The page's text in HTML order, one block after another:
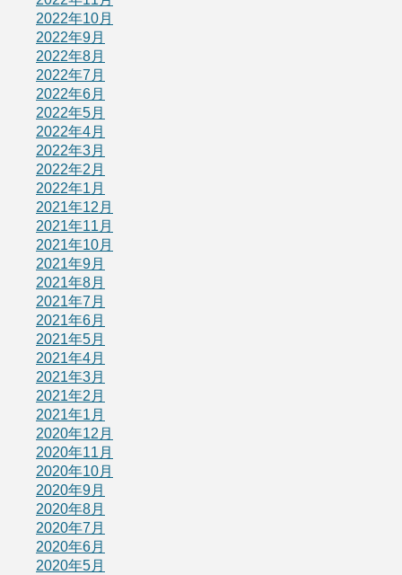
2022年10月
2022年9月
2022年8月
2022年7月
2022年6月
2022年5月
2022年4月
2022年3月
2022年2月
2022年1月
2021年12月
2021年11月
2021年10月
2021年9月
2021年8月
2021年7月
2021年6月
2021年5月
2021年4月
2021年3月
2021年2月
2021年1月
2020年12月
2020年11月
2020年10月
2020年9月
2020年8月
2020年7月
2020年6月
2020年5月